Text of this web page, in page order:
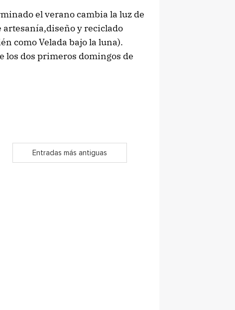
el verano cambia la luz de
artesanía,diseño y reciclado
como Velada bajo la luna).
los dos primeros domingos de
Entradas más antiguas